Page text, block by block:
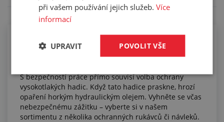
Víte o někom, kdo bez úhony přežil prasknutí
vysokotlaké hadice? Seznamte nás s ním!
S bezpečností práce přímo souvisí volba ochrany
vysokotlakých hadic. Když tato hadice praskne, hrozí
opaření horkým hydraulickým olejem. Vyhněte se včas
nebezpečnému zážitku – vyberte si v našem
sortimentu z několika ochranných rukávců či návleků.
při vašem používání jejich služeb.Více
informací
POVOLIT VŠE
UPRAVIT